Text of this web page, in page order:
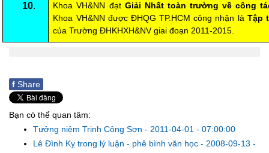
10. Khoa VH&NN đạt Giải Nhất toàn trường về công
Khoa VH&NN được ĐHQG TP.HCM công nhận là Tập
của Trường ĐHKHXH&NV giai đoạn 2011-2015.
f Share
Bạn có thể quan tâm:
Tưởng niệm Trịnh Công Sơn - 2011-04-01 - 07:00:00
Lê Đình Kỵ trong lý luận - phê bình văn học - 2008-09-13 -